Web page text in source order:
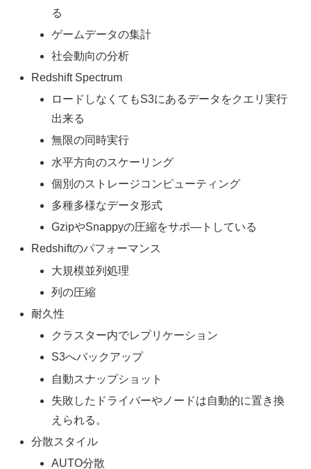
る
ゲームデータの集計
社会動向の分析
Redshift Spectrum
ロードしなくてもS3にあるデータをクエリ実行
出来る
無限の同時実行
水平方向のスケーリング
個別のストレージコンピューティング
多種多様なデータ形式
GzipやSnappyの圧縮をサポ―トしている
Redshiftのパフォーマンス
大規模並列処理
列の圧縮
耐久性
クラスター内でレプリケーション
S3へバックアップ
自動スナップショット
失敗したドライバーやノードは自動的に置き換
えられる。
分散スタイル
AUTO分散